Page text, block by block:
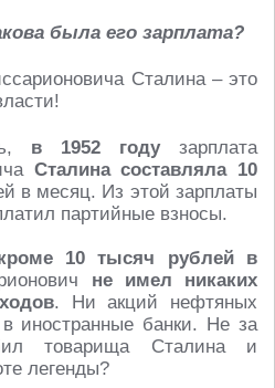
была его зарплата?
в 1952 годузарплата
Сталина составляла 10
в месяц. Из этой зарплаты
партийные взносы.
10 тысяч рублей в
не имел никаких
. Ни акций нефтяных
иностранные банки. Не за
товарища Сталина и
легенды?